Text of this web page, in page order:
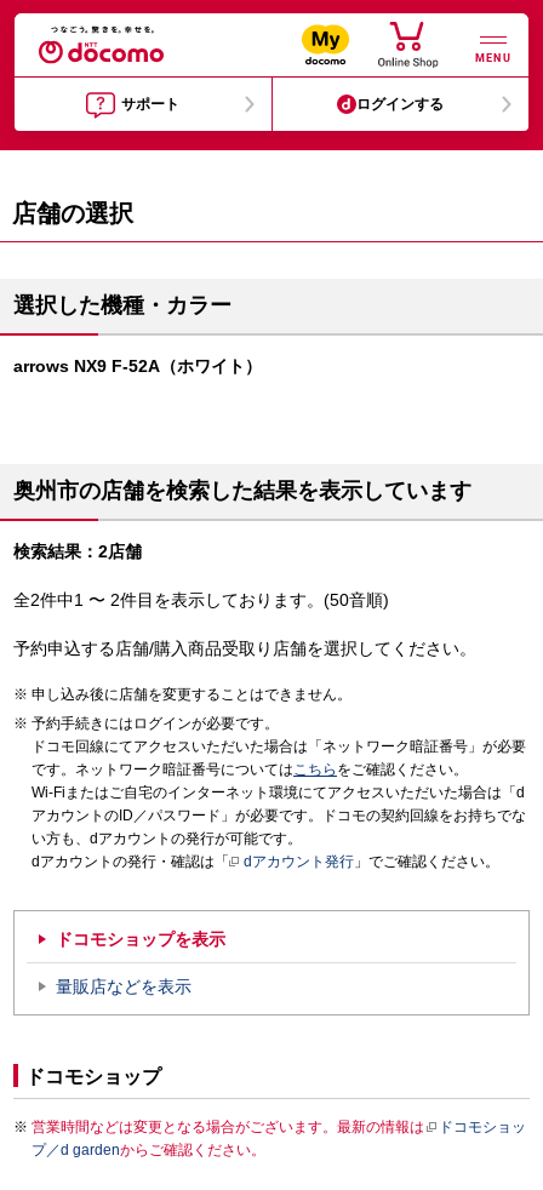
MENU
サポート ログインする
店舗の選択
選択した機種・カラー
arrows NX9 F-52A（ホワイト）
奥州市の店舗を検索した結果を表示しています
検索結果：2店舗
全2件中1 〜 2件目を表示しております。(50音順)
予約申込する店舗/購入商品受取り店舗を選択してください。
申し込み後に店舗を変更することはできません。
予約手続きにはログインが必要です。
ドコモ回線にてアクセスいただいた場合は「ネットワーク暗証番号」が必要
です。ネットワーク暗証番号についてはこちら をご確認ください。
Wi-Fiまたはご自宅のインターネット環境にてアクセスいただいた場合は「d
アカウントのID／パスワード」が必要です。ドコモの契約回線をお持ちでな
い方も、dアカウントの発行が可能です。
dアカウントの発行・確認は「
dアカウント発行 」でご確認ください。
ドコモショップを表示
量販店などを表示
ドコモショップ
営業時間などは変更となる場合がございます。最新の情報は
ドコモショッ
プ／d gardenからご確認ください。